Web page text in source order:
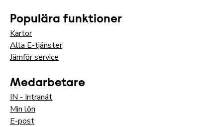
Populära funktioner
Kartor
Alla E-tjänster
Jämför service
Medarbetare
IN - Intranät
Min lön
E-post